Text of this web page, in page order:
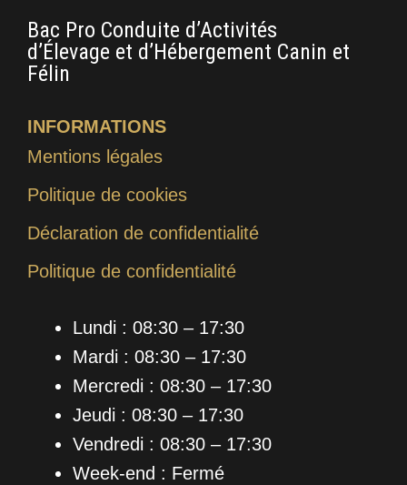
Bac Pro Conduite d’Activités
d’Élevage et d’Hébergement Canin et
Félin
INFORMATIONS
Mentions légales
Politique de cookies
Déclaration de confidentialité
Politique de confidentialité
Lundi : 08:30 – 17:30
Mardi : 08:30 – 17:30
Mercredi : 08:30 – 17:30
Jeudi : 08:30 – 17:30
Vendredi : 08:30 – 17:30
Week-end : Fermé